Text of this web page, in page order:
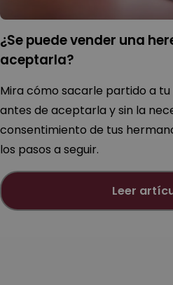
¿se puede vender una herencia antes de
aceptarla?
Mira cómo sacarle partido a tu herencia, incluso
antes de aceptarla y sin la
consentimiento de tus
los pasos a seguir.
leer